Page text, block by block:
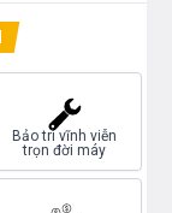
Bảo trì vĩnh viễn
trọn đời máy